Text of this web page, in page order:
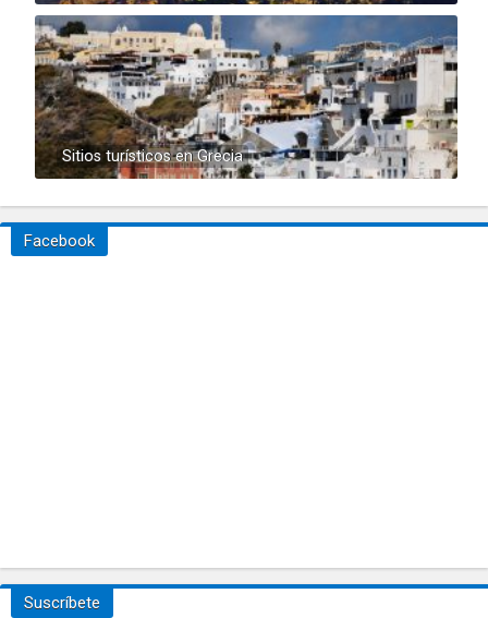
Sitios turísticos en Grecia
Facebook
Suscríbete